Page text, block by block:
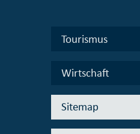
Tourismus
Wirtschaft
Sitemap